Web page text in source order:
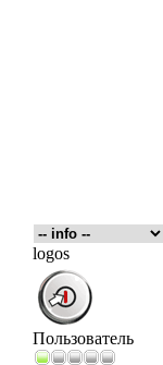
logos
Пользователь